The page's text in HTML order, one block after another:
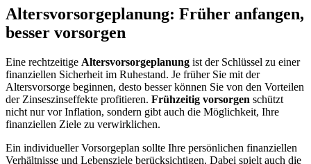
Altersvorsorgeplanung: Früher anfangen,
besser vorsorgen
Eine rechtzeitige Altersvorsorgeplanung ist der Schlüssel zu einer
finanziellen Sicherheit im Ruhestand. Je früher Sie mit der
Altersvorsorge beginnen, desto besser können Sie von den Vorteilen
der Zinseszinseffekte profitieren. Frühzeitig vorsorgen schützt
nicht nur vor Inflation, sondern gibt auch die Möglichkeit, Ihre
finanziellen Ziele zu verwirklichen.
Ein individueller Vorsorgeplan sollte Ihre persönlichen finanziellen
Verhältnisse und Lebensziele berücksichtigen. Dabei spielt auch die